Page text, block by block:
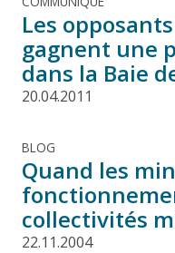
Les
gagnent une
dans la Baie
20.04.2011
BLOG
Quand les
collectivités
22.11.2004